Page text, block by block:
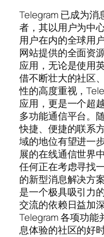
Telegram 已成为
者，其以用户为中
用户在内的全球用
网站提供的全面资
应用，无论是使用
借不断壮大的社区
性的高度重视，
应用，更是一个超
多功能通信平台。
快捷、便捷的联系
域的地位有望进一
展的在线通信世界
任何正在考虑寻找
的新型消息解决方
是一个极具吸引力
交流的依赖日益加
Telegram 各项功能
息体验的社区的好时